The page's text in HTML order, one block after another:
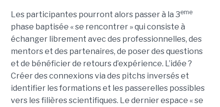
Les participantes pourront alors passer à la 3eme
phase baptisée « se rencontrer » qui consiste à
échanger librement avec des professionnelles, des
mentors et des partenaires, de poser des questions
et de bénéficier de retours d’expérience. L’idée ?
Créer des connexions via des pitchs inversés et
identifier les formations et les passerelles possibles
vers les filières scientifiques. Le dernier espace « se